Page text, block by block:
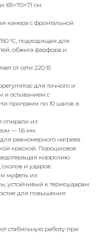
65×70×71 см.
камера с фронтальной
°C, подходящая для
обжига фарфора и
от сети 220 В.
для точного и
и остыванием с
программ по 10 шагов в
спирали из
— 1,6 мм.
равномерного нагрева.
краской. Порошковое
коррозию
и ударов.
муфель из
устойчивый к термоударам.
для повышения
стабильную работу при